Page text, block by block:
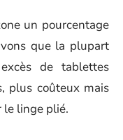
un pourcentage
que la plupart
de tablettes
plus coûteux mais
linge plié.